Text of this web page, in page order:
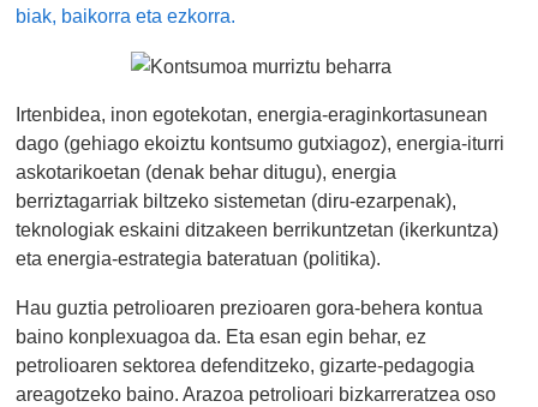
biak, baikorra eta ezkorra.
Irtenbidea, inon egotekotan, energia-eraginkortasunean
dago (gehiago ekoiztu kontsumo gutxiagoz), energia-iturri
askotarikoetan (denak behar ditugu), energia
berriztagarriak biltzeko sistemetan (diru-ezarpenak),
teknologiak eskaini ditzakeen berrikuntzetan (ikerkuntza)
eta energia-estrategia bateratuan (politika).
Hau guztia petrolioaren prezioaren gora-behera kontua
baino konplexuagoa da. Eta esan egin behar, ez
petrolioaren sektorea defenditzeko, gizarte-pedagogia
areagotzeko baino. Arazoa petrolioari bizkarreratzea oso